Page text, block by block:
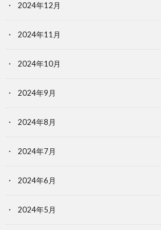
2024年12月
2024年11月
2024年10月
2024年9月
2024年8月
2024年7月
2024年6月
2024年5月